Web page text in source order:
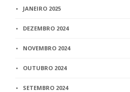
JANEIRO 2025
DEZEMBRO 2024
NOVEMBRO 2024
OUTUBRO 2024
SETEMBRO 2024